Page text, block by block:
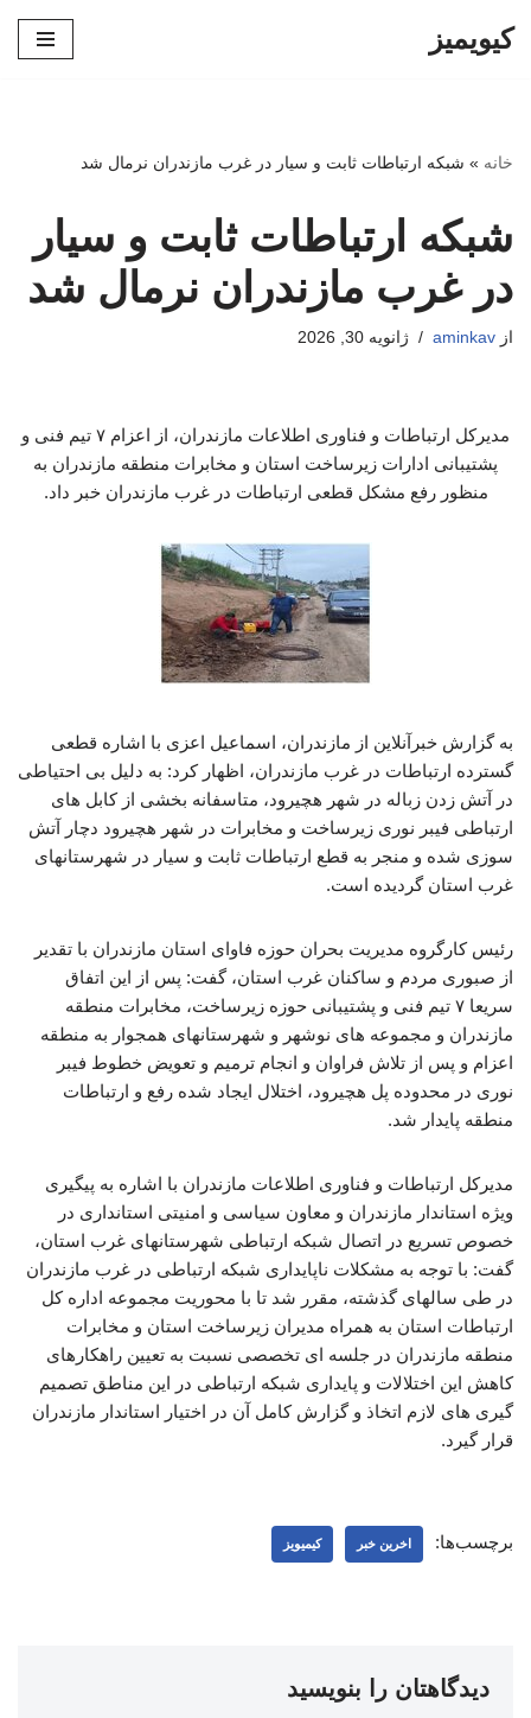
کیویمیز
خانه » شبکه ارتباطات ثابت و سیار در غرب مازندران نرمال شد
شبکه ارتباطات ثابت و سیار
در غرب مازندران نرمال شد
از aminkav ژانویه 30, 2026
مدیرکل ارتباطات و فناوری اطلاعات مازندران، از اعزام ۷ تیم فنی و
پشتیبانی ادارات زیرساخت استان و مخابرات منطقه مازندران به
منظور رفع مشکل قطعی ارتباطات در غرب مازندران خبر داد.
به گزارش خبرآنلاین از مازندران، اسماعیل اعزی با اشاره قطعی
گسترده ارتباطات در غرب مازندران، اظهار کرد: به دلیل بی احتیاطی
در آتش زدن زباله در شهر هچیرود، متاسفانه بخشی از کابل های
ارتباطی فیبر نوری زیرساخت و مخابرات در شهر هچیرود دچار آتش
سوزی شده و منجر به قطع ارتباطات ثابت و سیار در شهرستانهای
غرب استان گردیده است.
رئیس کارگروه مدیریت بحران حوزه فاوای استان مازندران با تقدیر
از صبوری مردم و ساکنان غرب استان، گفت: پس از این اتفاق
سریعا ۷ تیم فنی و پشتیبانی حوزه زیرساخت، مخابرات منطقه
مازندران و مجموعه های نوشهر و شهرستانهای همجوار به منطقه
اعزام و پس از تلاش فراوان و انجام ترمیم و تعویض خطوط فیبر
نوری در محدوده پل هچیرود، اختلال ایجاد شده رفع و ارتباطات
منطقه پایدار شد.
مدیرکل ارتباطات و فناوری اطلاعات مازندران با اشاره به پیگیری
ویژه استاندار مازندران و معاون سیاسی و امنیتی استانداری در
خصوص تسریع در اتصال شبکه ارتباطی شهرستانهای غرب استان،
گفت: با توجه به مشکلات ناپایداری شبکه ارتباطی در غرب مازندران
در طی سالهای گذشته، مقرر شد تا با محوریت مجموعه اداره کل
ارتباطات استان به همراه مدیران زیرساخت استان و مخابرات
منطقه مازندران در جلسه ای تخصصی نسبت به تعیین راهکارهای
کاهش این اختلالات و پایداری شبکه ارتباطی در این مناطق تصمیم
گیری های لازم اتخاذ و گزارش کامل آن در اختیار استاندار مازندران
قرار گیرد.
برچسب‌ها: اخرین خبر کیمیویز
دیدگاهتان را بنویسید